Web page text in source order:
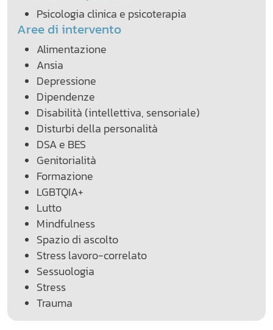
Psicologia clinica e psicoterapia
Aree di intervento
Alimentazione
Ansia
Depressione
Dipendenze
Disabilità (intellettiva, sensoriale)
Disturbi della personalità
DSA e BES
Genitorialità
Formazione
LGBTQIA+
Lutto
Mindfulness
Spazio di ascolto
Stress lavoro-correlato
Sessuologia
Stress
Trauma